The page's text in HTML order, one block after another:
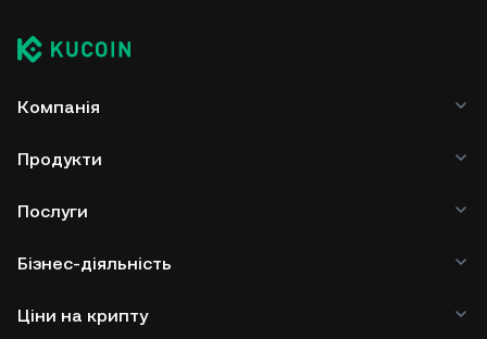
Компанія
Продукти
Послуги
Бізнес-діяльність
Ціни на крипту